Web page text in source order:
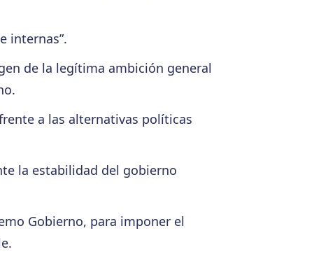
internas”.
de la legítima ambición general
a las alternativas políticas
la estabilidad del gobierno
Gobierno, para imponer el